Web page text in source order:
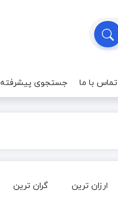
تماس با ما جستجوی پیشرفته
ارزان ترین گران ترین